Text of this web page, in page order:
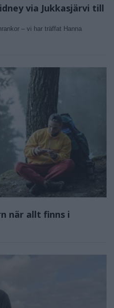
via Jukkasjärvi till
– vi har träffat Hanna
när allt finns i